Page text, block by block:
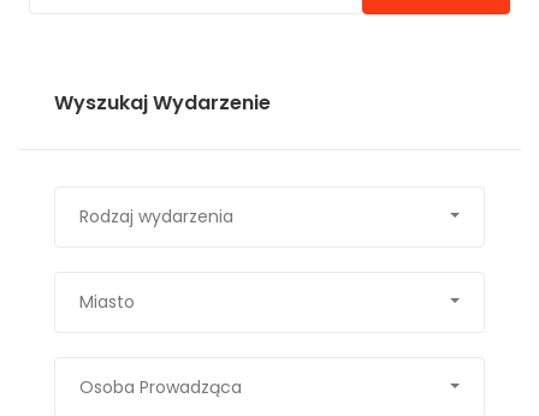
Wyszukaj Wydarzenie
Rodzaj wydarzenia
Miasto
Osoba Prowadząca